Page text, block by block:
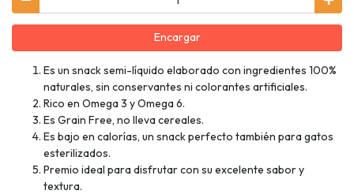
Encargar
Es un snack semi-líquido elaborado con ingredientes 100%
naturales, sin conservantes ni colorantes artificiales.
Rico en Omega 3 y Omega 6.
Es Grain Free, no lleva cereales.
Es bajo en calorías, un snack perfecto también para gatos
esterilizados.
Premio ideal para disfrutar con su excelente sabor y
textura.